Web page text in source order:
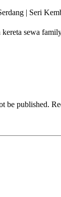
| Seri
kereta sewa
be published.